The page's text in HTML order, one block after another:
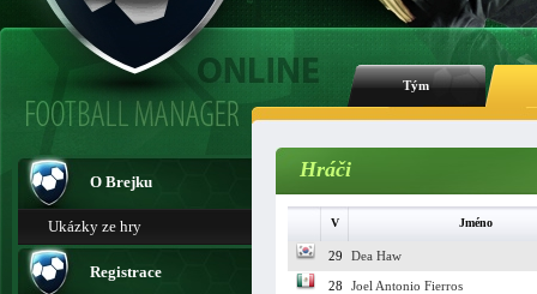
Tým
O Brejku
Ukázky ze hry
Registrace
Hráči
V Jméno
29 Dea Haw
28 Joel Antonio Fierros